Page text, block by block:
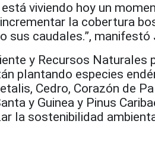
viviendo hoy un
la cobertura
sus caudales.”, manifestó
y Recursos Naturales
plantando especies
Cedro, Corazón de
y Guinea y Pinus
la sostenibilidad